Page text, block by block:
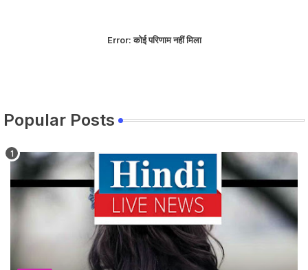
Error:कोई परिणाम नहीं मिला
Popular Posts